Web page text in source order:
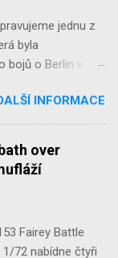
jednu z
byla
bojů o Berlín v
V setu 3148
měřítku 1/35,
schránek.
INFORMACE
over
Fairey Battle
1/72 nabídne čtyři